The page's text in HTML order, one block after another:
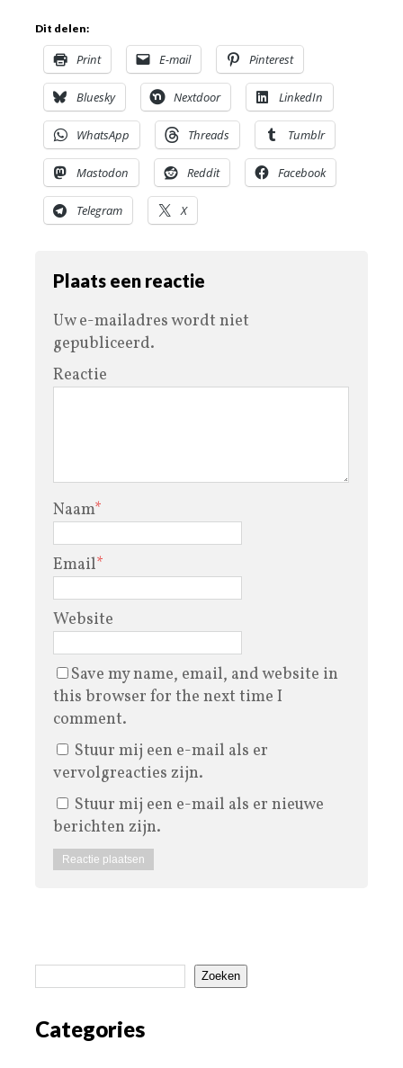
Dit delen:
Print E-mail Pinterest
Bluesky Nextdoor LinkedIn
WhatsApp Threads Tumblr
Mastodon Reddit Facebook
Telegram X
Plaats een reactie
Uw e-mailadres wordt niet
gepubliceerd.
Reactie
Naam*
Email*
Website
Save my name, email, and website in
this browser for the next time I
comment.
Stuur mij een e-mail als er
vervolgreacties zijn.
Stuur mij een e-mail als er nieuwe
berichten zijn.
Zoeken
Categories